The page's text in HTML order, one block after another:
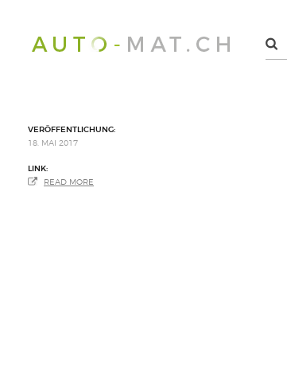
VERÖFFENTLICHUNG:
18. MAI 2017
LINK:
READ MORE